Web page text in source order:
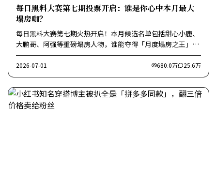
每日黑料大赛第七期投票开启：谁是你心中本月最大
塌房咖？
每日黑料大赛第七期火热开启！本月候选名单包括甜心小鹿、
大鹏哥、阿强等重磅塌房人物，谁能夺得「月度塌房之王」称
号？由你投票决定！
2026-07-01 680.0万 25.6万